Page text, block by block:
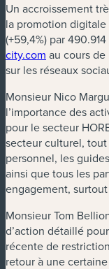
Un accroissement
la promotion digitale
(+59,4%) par
city.com au cours de
sur les réseaux
Monsieur Nico
l’importance des
pour le secteur
secteur culturel,
personnel, les
ainsi que tous les
engagement,
Monsieur Tom
d’action détaillé
récente de
retour à une